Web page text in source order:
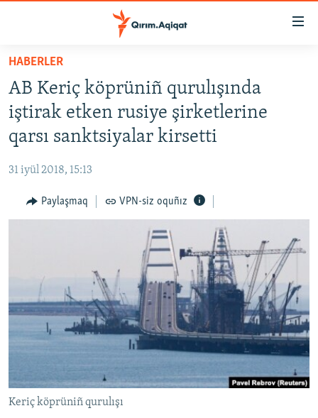
Esas
qaytmaq
Baş
navigatsiyağa
qaytmaq
Qıdıruvğa
qaytmaq
SİYASET
İQTİSADİYAT
MEDENİYET
İNSAN AQLARI
BLOGLAR
FİKİR
Русский
Українською
QOŞULIÑIZ!
HABERLER
AB Keriç köprüniñ qurulışında
iştirak etken rusiye şirketlerine
qarsı sanktsiyalar kirsetti
31 iyül 2018, 15:13
Paylaşmaq VPN-siz oquñız
Keriç köprüniñ qurulışı